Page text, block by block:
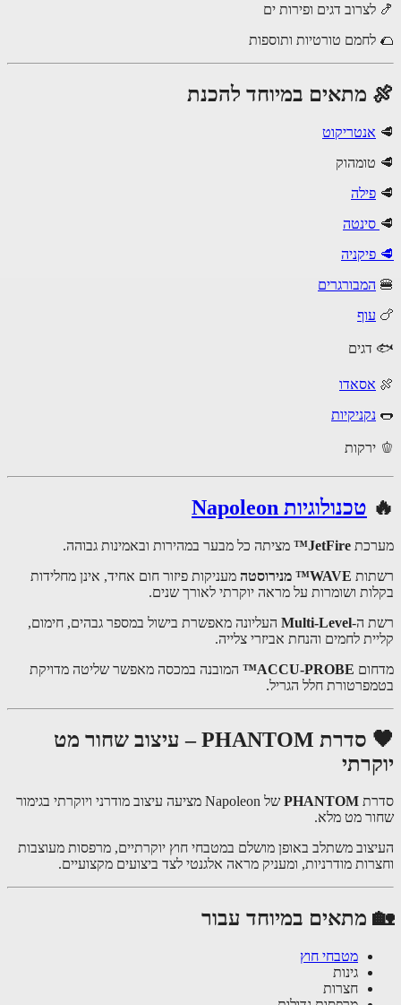
דגים ופירות ים
טורטיות ותוספות
מתאים במיוחד להכנת
אנטריקוט
פילה
המבורגרים
עוף
אסאדו
נקניקיות
טכנולוגיות Napoleon
JetFire™
מציתה כל מבער במהירות ובאמינות גבוהה.
WAVE™ מנירוסטה
מעניקות פיזור חום אחיד, אינן מחלידות
ושומרות על מראה יוקרתי לאורך שנים.
ה-Multi-Levelהעליונה מאפשרת בישול במספר גבהים, חימום,
לחמים והנחת אביזרי צלייה.
ACCU-PROBE™
המובנה במכסה מאפשר שליטה מדויקת
חלל הגריל.
🖤 סדרת PHANTOM – עיצוב שחור מט
PHANTOM
של Napoleon מציעה עיצוב מודרני ויוקרתי בגימור
מט מלא.
משתלב באופן מושלם במטבחי חוץ יוקרתיים, מרפסות מעוצבות
מודרניות, ומעניק מראה אלגנטי לצד ביצועים מקצועיים.
מתאים במיוחד עבור
מטבחי חוץ
גינות
חצרות